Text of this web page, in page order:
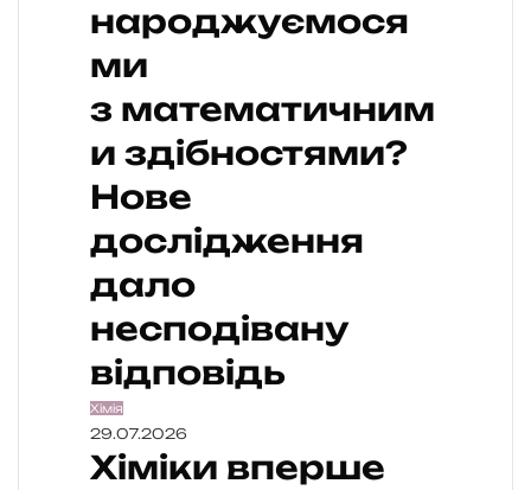
народжуємося
ми
з математичним
и здібностями?
Нове
дослідження
дало
несподівану
відповідь
Хімія
29.07.2026
Хіміки вперше